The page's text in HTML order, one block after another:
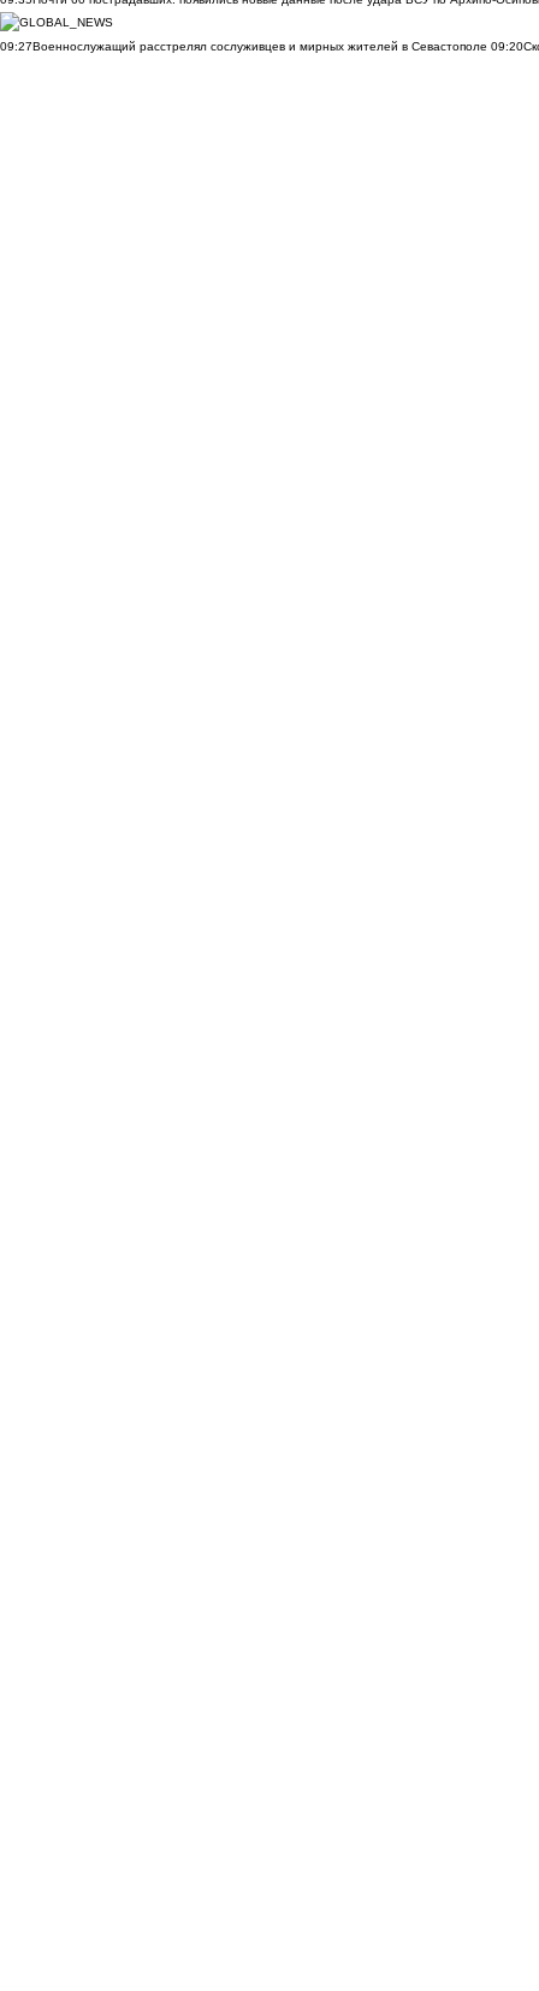
09:27Военнослужащий расстрелял сослуживцев и мирных жителей в Севастополе 09:20